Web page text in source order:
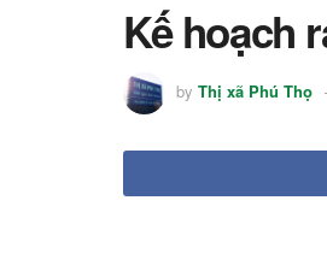
Kế hoạch
by Thị xã Phú Thọ